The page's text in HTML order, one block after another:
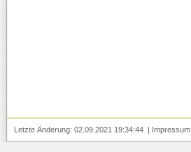
Letzte Änderung: 02.09.2021 19:34:44 | Impressum